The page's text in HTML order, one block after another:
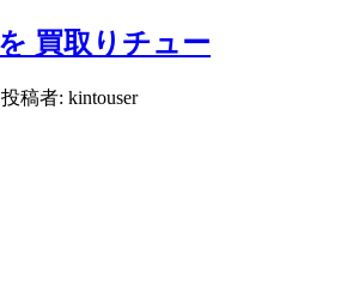
買取りチュー
投稿者: kintouser